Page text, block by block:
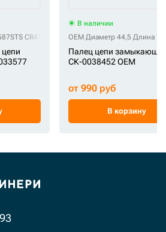
STS CR4796
цепи
В наличии
OEM Диаметр 44,5 Длина
Палец цепи
СК-0038452 OEM
от 990 руб
В корзину